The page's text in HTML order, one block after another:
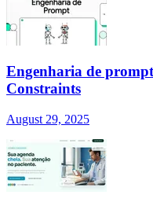
Engenharia de
Constraints
August 29, 2025